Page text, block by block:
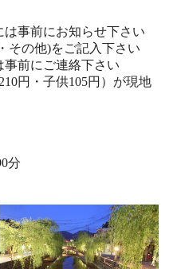
は事前にお知らせ下さい
その他)をご記入下さい
事前にご連絡下さい
円・子供105円）が現地
分